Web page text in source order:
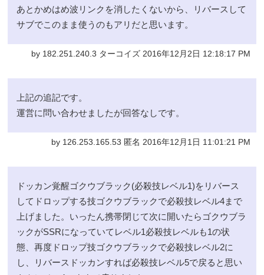
あとかめはめ波リンクを消したくないから、リバースして
サブでこのまま使うのもアリだと思います。
by 182.251.240.3 ターコイズ 2016年12月2日 12:18:17 PM
上記の追記です。
運営に問い合わせましたが回答なしです。
by 126.253.165.53 匿名 2016年12月1日 11:01:21 PM
ドッカン覚醒ゴクウブラック(必殺技レベル1)をリバース
してドロップする技ゴクウブラックで必殺技レベル4まで
上げました。いったん携帯閉じて次に開いたらゴクウブラ
ックがSSRになっていてレベル1必殺技レベルも1の状
態、再度ドロップ技ゴクウブラックで必殺技レベル2に
し、リバースドッカンすれば必殺技レベル5で戻ると思い